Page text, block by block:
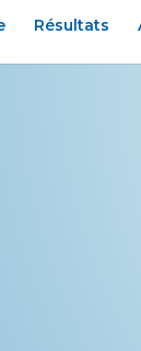
Résultats